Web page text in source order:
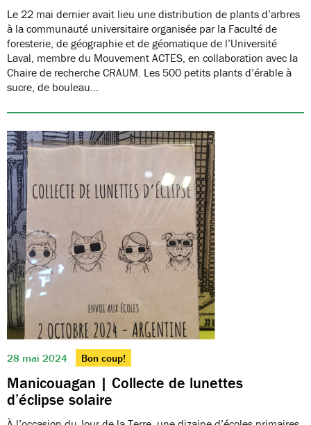
Le 22 mai dernier avait lieu une distribution de plants d’arbres
à la communauté universitaire organisée par la Faculté de
foresterie, de géographie et de géomatique de l’Université
Laval, membre du Mouvement ACTES, en collaboration avec la
Chaire de recherche CRAUM. Les 500 petits plants d’érable à
sucre, de bouleau…
28 mai 2024 Bon coup!
Manicouagan | Collecte de lunettes
d’éclipse solaire